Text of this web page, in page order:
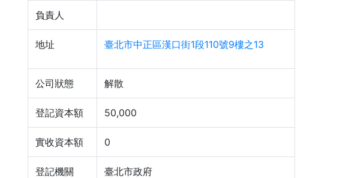
負責人
地址 臺北市中正區漢口街1段110號9樓之13
公司狀態 解散
登記資本額 50,000
實收資本額 0
登記機關 臺北市政府